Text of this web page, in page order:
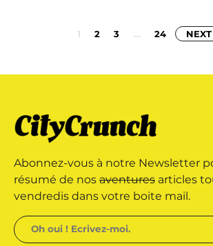
1 2 3 … 24 NEXT
Abonnez-vous à notre Newsletter
résumé de nos aventures articles
vendredis dans votre boite mail.